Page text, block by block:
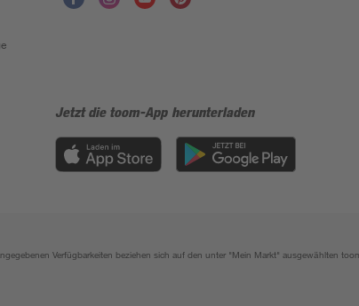
Jetzt die toom-App herunterladen
Verfügbarkeiten beziehen sich auf den unter "Mein Markt" ausgewählten